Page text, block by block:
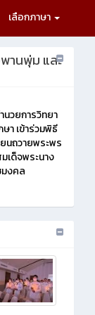
เลือกภาษา
พานพุ่ม และ
วยการวิทยา
า เข้าร่วมพิธี
นถวายพระพร
เด็จพระนาง
มงคล